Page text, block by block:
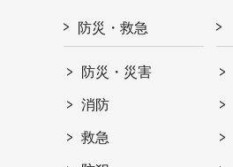
防災・救急
防災・災害
消防
救急